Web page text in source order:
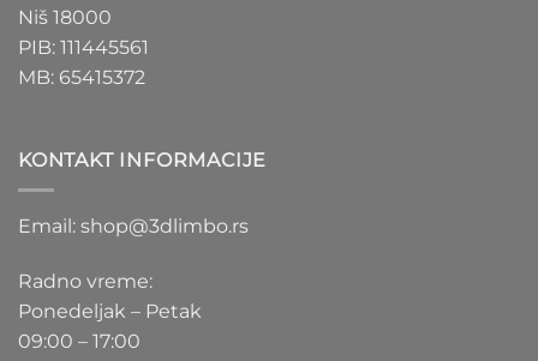
Niš 18000
PIB: 111445561
MB: 65415372
KONTAKT INFORMACIJE
Email: shop@3dlimbo.rs
Radno vreme:
Ponedeljak – Petak
09:00 – 17:00